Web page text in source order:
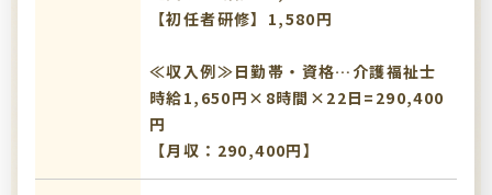
【初任者研修】1,580円
≪収入例≫日勤帯・資格…介護福祉士
時給1,650円×8時間×22日=290,400
円
【月収：290,400円】